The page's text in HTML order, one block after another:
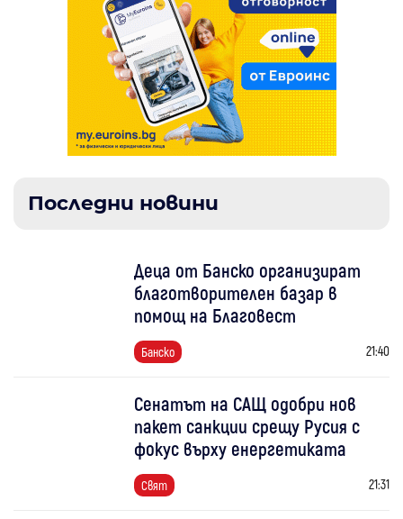
Последни новини
Деца от Банско организират
благотворителен базар в
помощ на Благовест
Банско 21:40
Сенатът на САЩ одобри нов
пакет санкции срещу Русия с
фокус върху енергетиката
Свят 21:31